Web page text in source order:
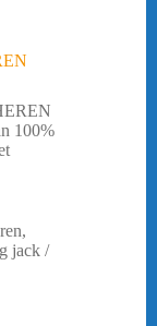
100%
,
jack /